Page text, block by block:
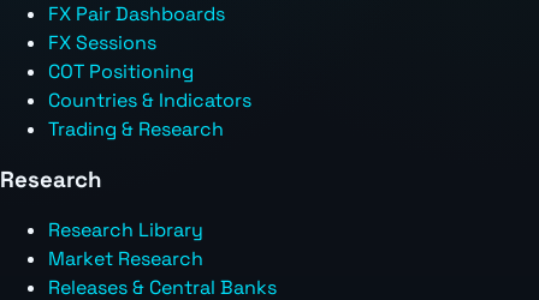
FX Pair Dashboards
FX Sessions
COT Positioning
Countries & Indicators
Trading & Research
Research
Research Library
Market Research
Releases & Central Banks